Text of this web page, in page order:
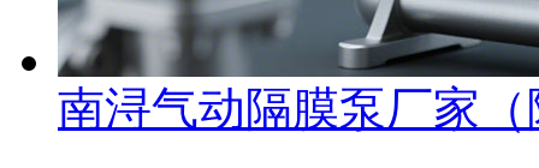
南浔气动隔膜泵厂家